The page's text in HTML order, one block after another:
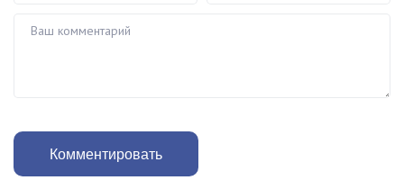
Комментировать